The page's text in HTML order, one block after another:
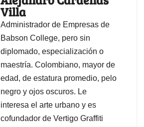
Villa
Administrador de Empresas de
Babson College, pero sin
diplomado, especialización o
maestría. Colombiano, mayor de
edad, de estatura promedio, pelo
negro y ojos oscuros. Le
interesa el arte urbano y es
cofundador de Vertigo Graffiti